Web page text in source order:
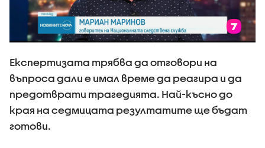
Експертизата трябва да отговори на
въпроса дали е имал време да реагира и да
предотврати трагедията. Най-късно до
края на седмицата резултатите ще бъдат
готови.